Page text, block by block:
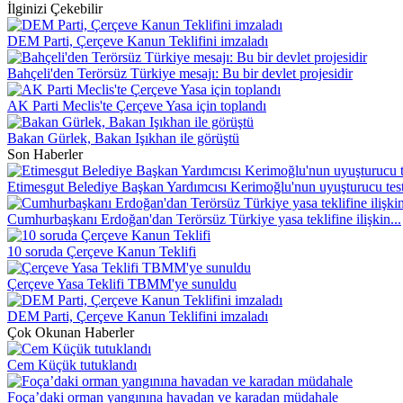
İlginizi Çekebilir
DEM Parti, Çerçeve Kanun Teklifini imzaladı
Bahçeli'den Terörsüz Türkiye mesajı: Bu bir devlet projesidir
AK Parti Meclis'te Çerçeve Yasa için toplandı
Bakan Gürlek, Bakan Işıkhan ile görüştü
Son Haberler
Etimesgut Belediye Başkan Yardımcısı Kerimoğlu'nun uyuşturucu
Cumhurbaşkanı Erdoğan'dan Terörsüz Türkiye yasa teklifine ilişkin...
10 soruda Çerçeve Kanun Teklifi
Çerçeve Yasa Teklifi TBMM'ye sunuldu
DEM Parti, Çerçeve Kanun Teklifini imzaladı
Çok Okunan Haberler
Cem Küçük tutuklandı
Foça’daki orman yangınına havadan ve karadan müdahale